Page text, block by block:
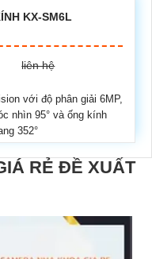
KX-SM6L
liên hệ
với độ phân giải 6MP,
nhìn 95° và ống kính
352°
RẺ ĐỀ XUẤT